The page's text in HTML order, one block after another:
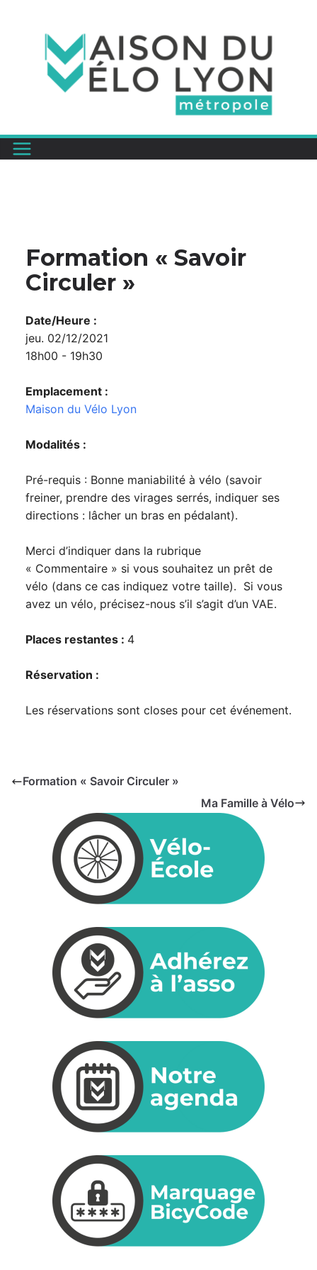
Formation « Savoir
Circuler »
Date/Heure :
jeu. 02/12/2021
18h00 - 19h30
Emplacement :
Maison du Vélo Lyon
Modalités :
Pré-requis : Bonne maniabilité à vélo (savoir
freiner, prendre des virages serrés, indiquer ses
directions : lâcher un bras en pédalant).
Merci d’indiquer dans la rubrique
« Commentaire » si vous souhaitez un prêt de
vélo (dans ce cas indiquez votre taille). Si vous
avez un vélo, précisez-nous s’il s’agit d’un VAE.
Places restantes : 4
Réservation :
Les réservations sont closes pour cet événement.
Formation « Savoir Circuler »
Ma Famille à Vélo